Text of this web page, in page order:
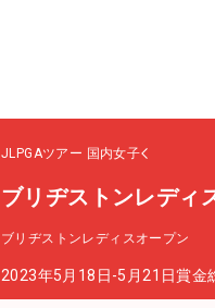
JLPGAツアー 国内女子
ブリヂストンレディ
ブリヂストンレディスオープン
2023年5月18日-5月21日賞金